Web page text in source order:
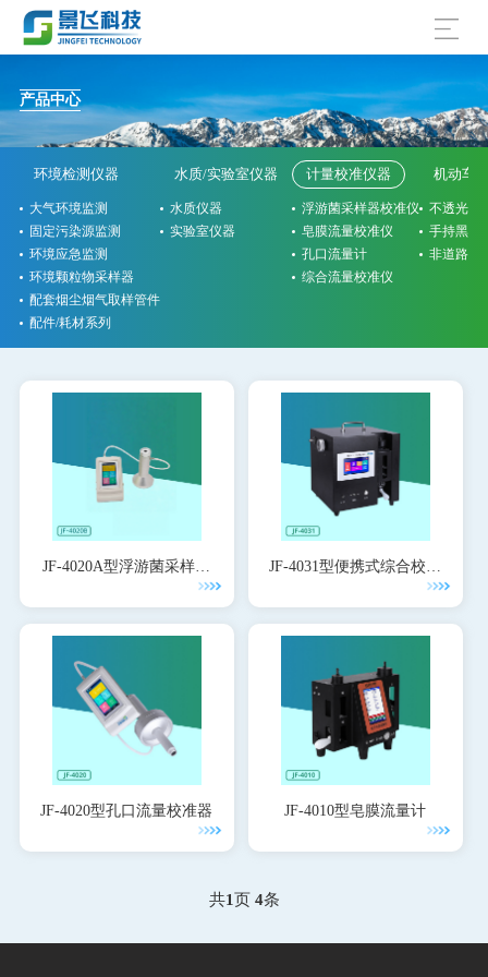
产品中心
环境检测仪器
大气环境监测
固定污染源监测
环境应急监测
环境颗粒物采样器
配套烟尘烟气取样管件
配件/耗材系列
水质/实验室仪器
水质仪器
实验室仪器
计量校准仪器
浮游菌采样器校准仪
皂膜流量校准仪
孔口流量计
综合流量校准仪
机动车
不透光烟
手持黑烟
非道路检
JF-4020A型浮游菌采样器
JF-4031型便携式综合校准
JF-4020型孔口流量校准器 JF-4010型皂膜流量计
共1页 4条